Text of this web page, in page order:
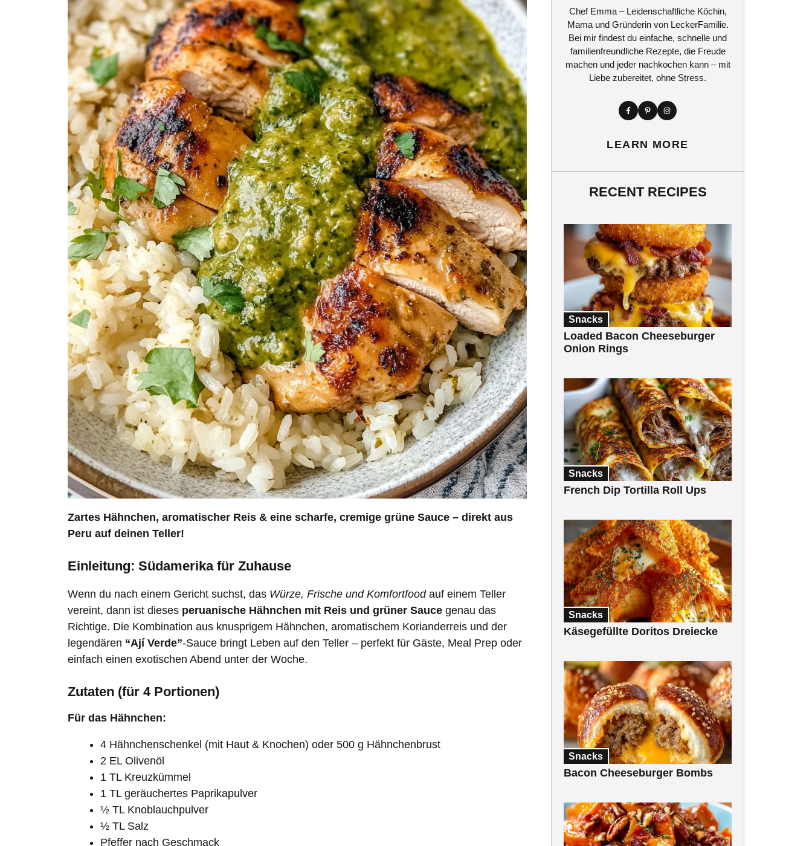
Zartes Hähnchen, aromatischer Reis & eine scharfe, cremige grüne Sauce – direkt aus
Peru auf deinen Teller!
Einleitung: Südamerika für Zuhause
Wenn du nach einem Gericht suchst, das Würze, Frische und Komfortfoodauf einem Teller
vereint, dann ist dieses peruanische Hähnchen mit Reis und grüner Sauce genau das
Richtige. Die Kombination aus knusprigem Hähnchen, aromatischem Korianderreis und der
legendären “Ají Verde”-Sauce bringt Leben auf den Teller – perfekt für Gäste, Meal Prep oder
einfach einen exotischen Abend unter der Woche.
Zutaten (für 4 Portionen)
Für das Hähnchen:
4 Hähnchenschenkel (mit Haut & Knochen) oder 500 g Hähnchenbrust
2 EL Olivenöl
1 TL Kreuzkümmel
1 TL geräuchertes Paprikapulver
½ TL Knoblauchpulver
½ TL Salz
Pfeffer nach Geschmack
Chef Emma – Leidenschaftliche Köchin,
Mama und Gründerin von LeckerFamilie.
Bei mir findest du einfache, schnelle und
familienfreundliche Rezepte, die Freude
machen und jeder nachkochen kann – mit
Liebe zubereitet, ohne Stress.
LEARN MORE
RECENT RECIPES
Snacks
Loaded Bacon Cheeseburger
Onion Rings
Snacks
French Dip Tortilla Roll Ups
Snacks
Käsegefüllte Doritos Dreiecke
Snacks
Bacon Cheeseburger Bombs